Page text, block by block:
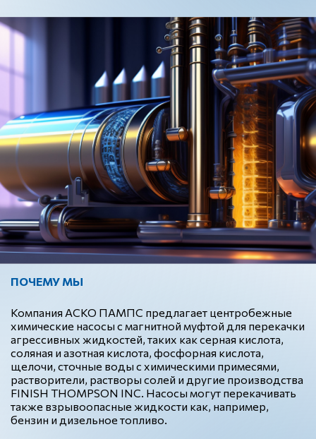
ПОЧЕМУ МЫ
Компания АСКО ПАМПС предлагает центробежные
химические насосы с магнитной муфтой для перекачки
агрессивных жидкостей, таких как серная кислота,
соляная и азотная кислота, фосфорная кислота,
щелочи, сточные воды с химическими примесями,
растворители, растворы солей и другие производства
FINISH THOMPSON INC. Насосы могут перекачивать
также взрывоопасные жидкости как, например,
бензин и дизельное топливо.